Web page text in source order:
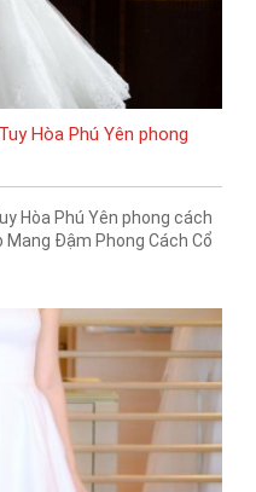
Hòa Phú Yên phong
Hòa Phú Yên phong cách
Đậm Phong Cách Cổ